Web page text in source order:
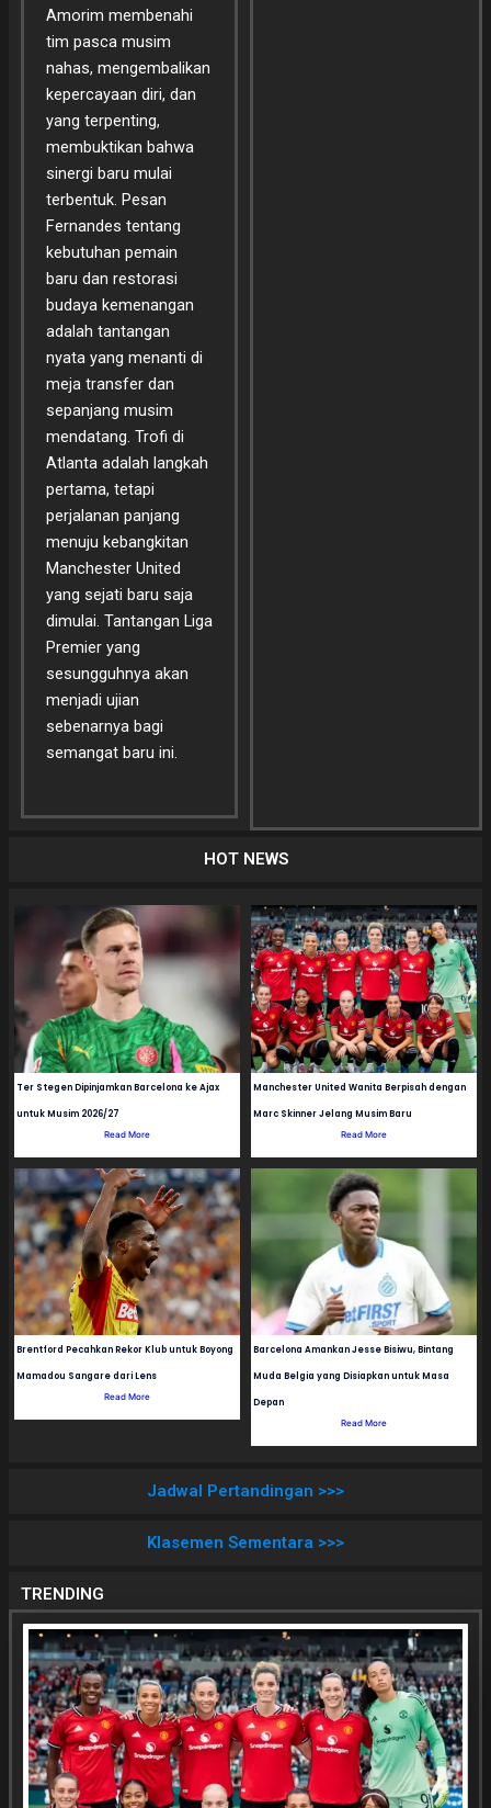
Amorim membenahi
tim pasca musim
nahas, mengembalikan
kepercayaan diri, dan
yang terpenting,
membuktikan bahwa
sinergi baru mulai
terbentuk. Pesan
Fernandes tentang
kebutuhan pemain
baru dan restorasi
budaya kemenangan
adalah tantangan
nyata yang menanti di
meja transfer dan
sepanjang musim
mendatang. Trofi di
Atlanta adalah langkah
pertama, tetapi
perjalanan panjang
menuju kebangkitan
Manchester United
yang sejati baru saja
dimulai. Tantangan Liga
Premier yang
sesungguhnya akan
menjadi ujian
sebenarnya bagi
semangat baru ini.
HOT NEWS
Ter Stegen Dipinjamkan Barcelona ke Ajax
untuk Musim 2026/27
Read More
Manchester United Wanita Berpisah dengan
Marc Skinner Jelang Musim Baru
Read More
Brentford Pecahkan Rekor Klub untuk Boyong
Mamadou Sangare dari Lens
Read More
Barcelona Amankan Jesse Bisiwu, Bintang
Muda Belgia yang Disiapkan untuk Masa
Depan
Read More
Jadwal Pertandingan >>>
Klasemen Sementara >>>
TRENDING